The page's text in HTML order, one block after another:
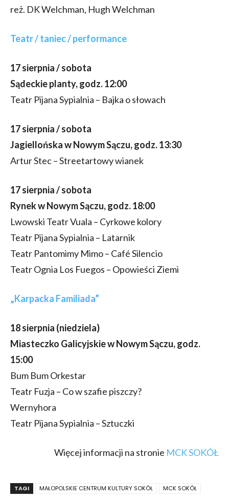
reż. DK Welchman, Hugh Welchman
Teatr / taniec / performance
17 sierpnia / sobota
Sądeckie planty, godz. 12:00
Teatr Pijana Sypialnia – Bajka o słowach
17 sierpnia / sobota
Jagiellońska w Nowym Sączu, godz. 13:30
Artur Stec – Streetartowy wianek
17 sierpnia / sobota
Rynek w Nowym Sączu, godz. 18:00
Lwowski Teatr Vuala – Cyrkowe kolory
Teatr Pijana Sypialnia – Latarnik
Teatr Pantomimy Mimo – Café Silencio
Teatr Ognia Los Fuegos – Opowieści Ziemi
„Karpacka Familiada”
18 sierpnia (niedziela)
Miasteczko Galicyjskie w Nowym Sączu, godz.
15:00
Bum Bum Orkestar
Teatr Fuzja – Co w szafie piszczy?
Wernyhora
Teatr Pijana Sypialnia – Sztuczki
Więcej informacji na stronie MCK SOKÓŁ
TAGI MAŁOPOLSKIE CENTRUM KULTURY SOKÓŁ MCK SOKÓŁ